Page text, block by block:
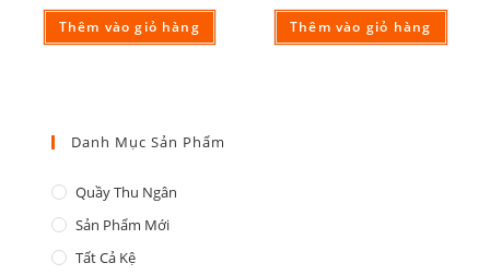
Thêm vào giỏ hàng Thêm vào giỏ hàng
Danh Mục Sản Phẩm
Quầy Thu Ngân
Sản Phẩm Mới
Tất Cả Kệ